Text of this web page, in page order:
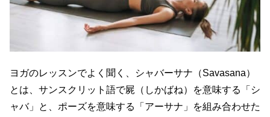
ヨガのレッスンでよく聞く、シャバーサナ（Savasana）
とは、サンスクリット語で屍（しかばね）を意味する「シ
ャバ」と、ポーズを意味する「アーサナ」を組み合わせた